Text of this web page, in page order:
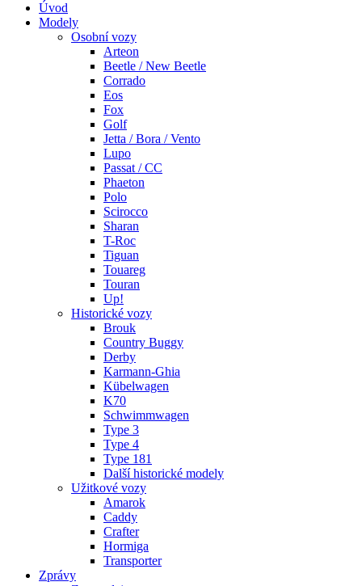
Úvod
Modely
Osobní vozy
Arteon
Beetle / New Beetle
Corrado
Eos
Fox
Golf
Jetta / Bora / Vento
Lupo
Passat / CC
Phaeton
Polo
Scirocco
Sharan
T-Roc
Tiguan
Touareg
Touran
Up!
Historické vozy
Brouk
Country Buggy
Derby
Karmann-Ghia
Kübelwagen
K70
Schwimmwagen
Type 3
Type 4
Type 181
Další historické modely
Užitkové vozy
Amarok
Caddy
Crafter
Hormiga
Transporter
Zprávy